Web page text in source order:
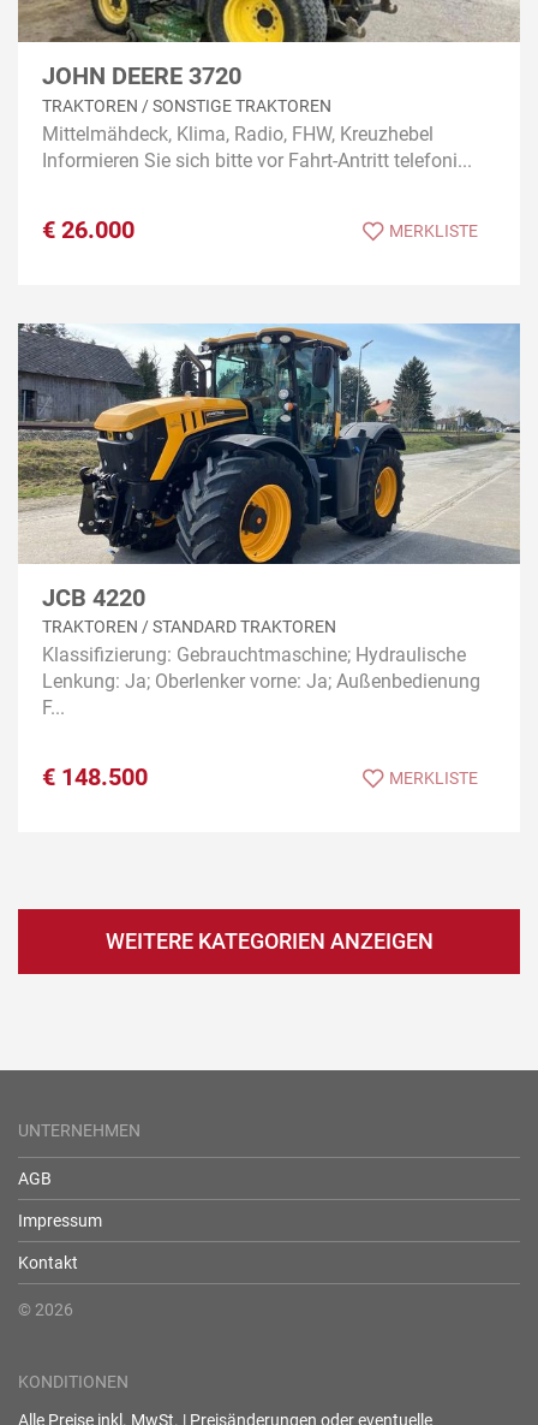
JOHN DEERE 3720
TRAKTOREN / SONSTIGE TRAKTOREN
Mittelmähdeck, Klima, Radio, FHW, Kreuzhebel
Informieren Sie sich bitte vor Fahrt-Antritt telefoni...
€ 26.000 MERKLISTE
JCB 4220
TRAKTOREN / STANDARD TRAKTOREN
Klassifizierung: Gebrauchtmaschine; Hydraulische
Lenkung: Ja; Oberlenker vorne: Ja; Außenbedienung
F...
€ 148.500 MERKLISTE
WEITERE KATEGORIEN ANZEIGEN
UNTERNEHMEN
AGB
Impressum
Kontakt
© 2026
KONDITIONEN
Alle Preise inkl. MwSt. | Preisänderungen oder eventuelle